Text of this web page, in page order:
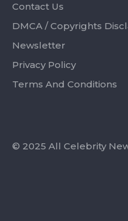
Contact Us
DMCA / Copyrights
Newsletter
Privacy Policy
Terms And Conditions
© 2025 All Celebrity